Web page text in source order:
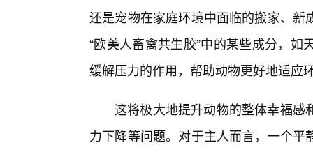
还是宠物在家庭环境中面临的搬家、
“欧美人畜禽共生胶”中的某些成分，
缓解压力的作用，帮助动物更好地适应
这将极大地提升动物的整体幸福感
力下降等问题。对于主人而言，一个